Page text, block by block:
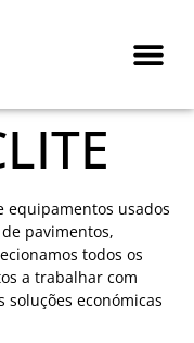
equipamentos usados
pavimentos,
todos os
a trabalhar com
económicas